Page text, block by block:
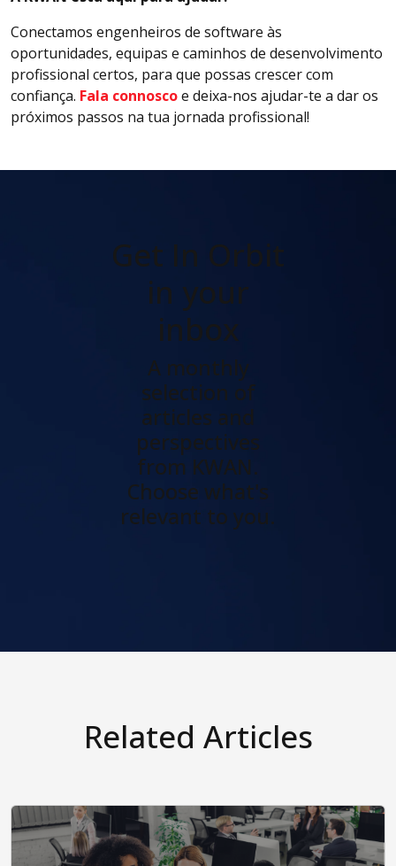
Conectamos engenheiros de software às
oportunidades, equipas e caminhos de desenvolvimento
profissional certos, para que possas crescer com
confiança. Fala connoscoe deixa-nos ajudar-te a dar os
próximos passos na tua jornada profissional!
Get In Orbit
in your
inbox
A monthly
selection of
articles and
perspectives
from KWAN.
Choose what's
relevant to you.
Related Articles